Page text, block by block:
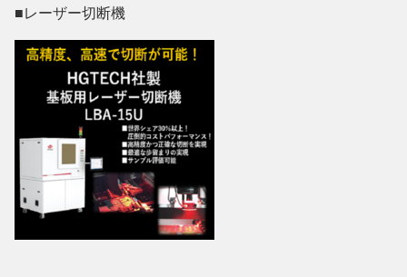
■レーザー切断機